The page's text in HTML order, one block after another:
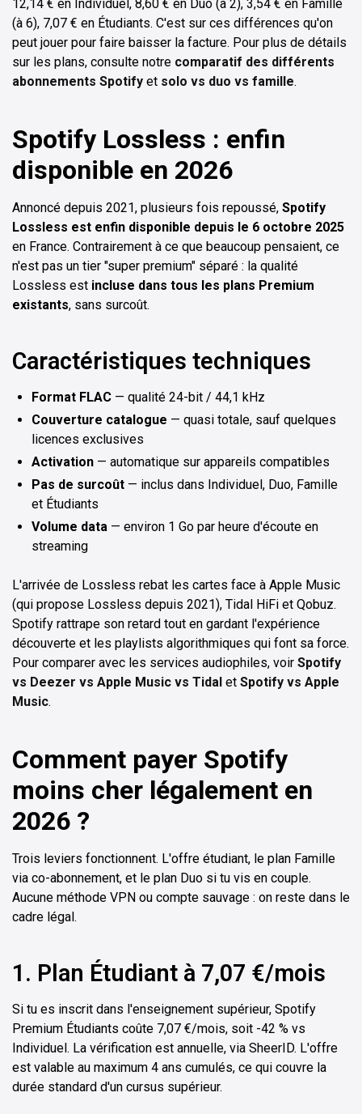
12,14 € en Individuel, 8,60 € en Duo (à 2), 3,54 € en Famille
(à 6), 7,07 € en Étudiants. C'est sur ces différences qu'on
peut jouer pour faire baisser la facture. Pour plus de détails
sur les plans, consulte notre comparatif des différents
abonnements Spotify et solo vs duo vs famille.
Spotify Lossless : enfin
disponible en 2026
Annoncé depuis 2021, plusieurs fois repoussé, Spotify
Lossless est enfin disponible depuis le 6 octobre 2025
en France. Contrairement à ce que beaucoup pensaient, ce
n'est pas un tier "super premium" séparé : la qualité
Lossless est incluse dans tous les plans Premium
existants, sans surcoût.
Caractéristiques techniques
Format FLAC — qualité 24-bit / 44,1 kHz
Couverture catalogue — quasi totale, sauf quelques
licences exclusives
Activation — automatique sur appareils compatibles
Pas de surcoût — inclus dans Individuel, Duo, Famille
et Étudiants
Volume data — environ 1 Go par heure d'écoute en
streaming
L'arrivée de Lossless rebat les cartes face à Apple Music
(qui propose Lossless depuis 2021), Tidal HiFi et Qobuz.
Spotify rattrape son retard tout en gardant l'expérience
découverte et les playlists algorithmiques qui font sa force.
Pour comparer avec les services audiophiles, voir Spotify
vs Deezer vs Apple Music vs Tidal et Spotify vs Apple
Music.
Comment payer Spotify
moins cher légalement en
2026 ?
Trois leviers fonctionnent. L'offre étudiant, le plan Famille
via co-abonnement, et le plan Duo si tu vis en couple.
Aucune méthode VPN ou compte sauvage : on reste dans le
cadre légal.
1. Plan Étudiant à 7,07 €/mois
Si tu es inscrit dans l'enseignement supérieur, Spotify
Premium Étudiants coûte 7,07 €/mois, soit -42 % vs
Individuel. La vérification est annuelle, via SheerID. L'offre
est valable au maximum 4 ans cumulés, ce qui couvre la
durée standard d'un cursus supérieur.